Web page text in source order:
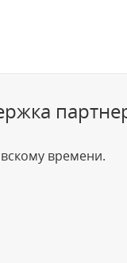
времени.